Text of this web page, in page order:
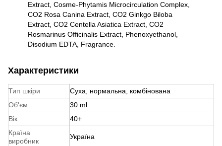
Extract, Cosme-Phytamis Microcirculation Complex,
CO2 Rosa Canina Extract, CO2 Ginkgo Biloba
Extract, CO2 Centella Asiatica Extract, CO2
Rosmarinus Officinalis Extract, Phenoxyethanol,
Disodium EDTA, Fragrance.
Характеристики
Тип шкіри
Суха, нормальна, комбінована
Об'єм
30 ml
Вік
40+
Країна
виробник
Україна